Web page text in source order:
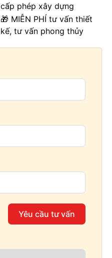
cấp phép xây dựng
🎁 MIỄN PHÍ tư vấn thiết
kế, tư vấn phong thủy
Yêu cầu tư vấn